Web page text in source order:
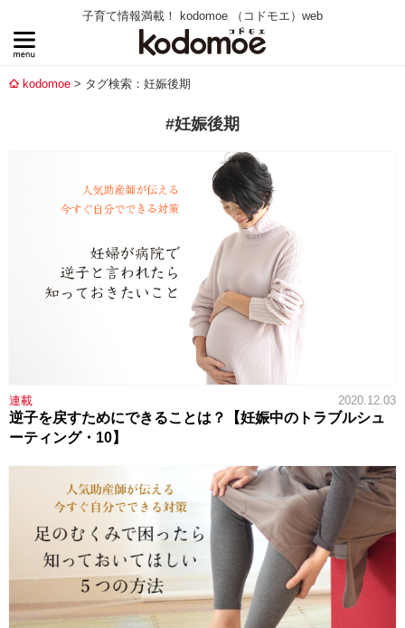
子育て情報満載！ kodomoe （コドモエ）web
kodomoe タグ検索：妊娠後期
#妊娠後期
連載 2020.12.03
逆子を戻すためにできることは？【妊娠中のトラブルシュ
ーティング・10】